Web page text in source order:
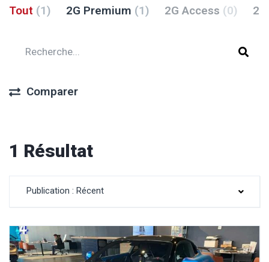
Tout (1) 2G Premium (1) 2G Access (0)
Comparer
1 Résultat
Publication : Récent